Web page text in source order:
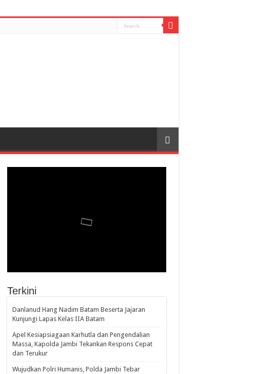
Terkini
Danlanud Hang Nadim Batam Beserta Jajaran
Kunjungi Lapas Kelas IIA Batam
Apel Kesiapsiagaan Karhutla dan Pengendalian
Massa, Kapolda Jambi Tekankan Respons Cepat
dan Terukur
Wujudkan Polri Humanis, Polda Jambi Tebar